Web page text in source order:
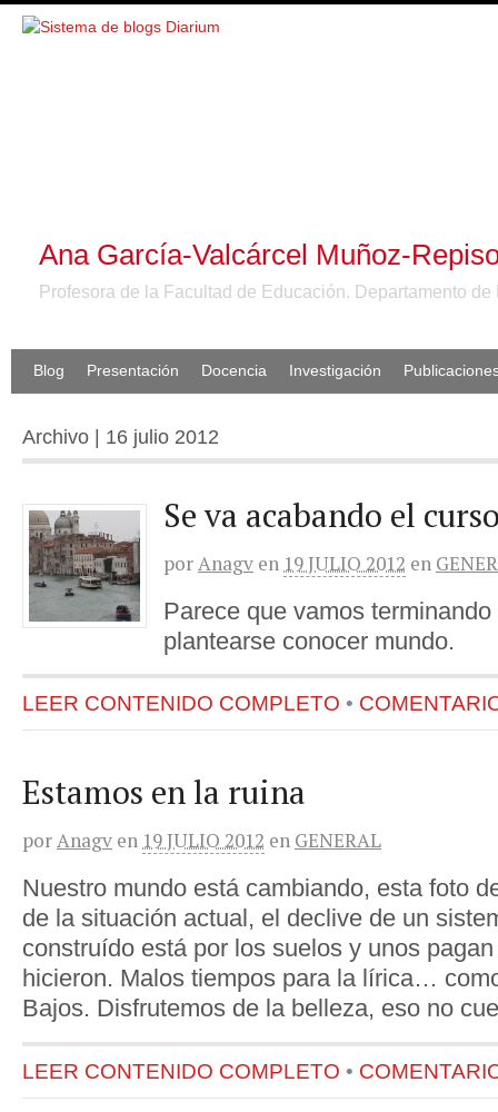
Ana García-Valcárcel Muñoz-
Profesora de la Facultad de Educación. Departamento
Blog Presentación Docencia Investigación
Archivo | 16 julio 2012
Se va acabando el
porAnagv en 19 JULIO 2012 en
Parece que vamos
plantearse conocer mundo.
LEER CONTENIDO COMPLETO •
Estamos en la ruina
porAnagv en 19 JULIO 2012 en GENERAL
Nuestro mundo está cambiando, esta foto
de la situación actual, el declive de un
construído está por los suelos y unos
hicieron. Malos tiempos para la lírica…
Bajos. Disfrutemos de la belleza, eso no
LEER CONTENIDO COMPLETO •